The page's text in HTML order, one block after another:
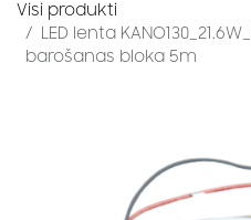
Visi produkti
LED lenta
barošanas bloka 5m